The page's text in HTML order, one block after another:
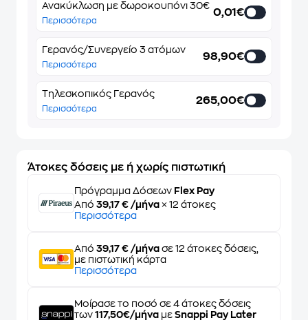
Ανακύκλωση με δωροκουπόνι 30€
Περισσότερα
0,01€
Γερανός/Συνεργείο 3 ατόμων
Περισσότερα
98,90€
Τηλεσκοπικός Γερανός
Περισσότερα
265,00€
Άτοκες δόσεις με ή χωρίς πιστωτική
Πρόγραμμα Δόσεων Flex Pay
Από 39,17 € /μήνα × 12 άτοκες
Περισσότερα
Από 39,17 € /μήνα σε 12 άτοκες δόσεις,
με πιστωτική κάρτα
Περισσότερα
Μοίρασε το ποσό σε 4 άτοκες δόσεις
των 117,50€/μήνα με Snappi Pay Later